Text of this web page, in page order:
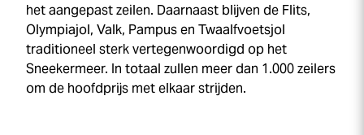
het aangepast zeilen. Daarnaast blijven de Flits,
Olympiajol, Valk, Pampus en Twaalfvoetsjol
traditioneel sterk vertegenwoordigd op het
Sneekermeer. In totaal zullen meer dan 1.000 zeilers
om de hoofdprijs met elkaar strijden.